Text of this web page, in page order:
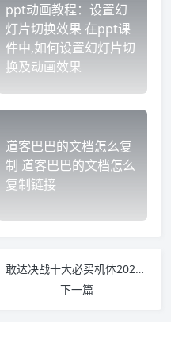
ppt动画教程：设置幻
灯片切换效果 在ppt课
件中,如何设置幻灯片切
换及动画效果
道客巴巴的文档怎么复
制 道客巴巴的文档怎么
复制链接
敢达决战十大必买机体2022 敢达决战最新机体推荐
下一篇